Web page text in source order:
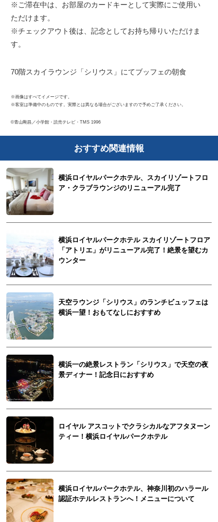
※ご滞在中は、お部屋のカードキーとして実際にご使用い
ただけます。
※チェックアウト後は、記念としてお持ち帰りいただけま
す。
70階スカイラウンジ「シリウス」にてブッフェの朝食
※画像はすべてイメージです。
※客室は準備中のものです。実際とは異なる場合がございますので予めご了承ください。
©青山剛昌／小学館・読売テレビ・TMS 1996
おすすめ関連情報
横浜ロイヤルパークホテル、スカイリゾートフロ
ア・クラブラウンジのリニューアル完了
横浜ロイヤルパークホテル スカイリゾートフロア
「アトリエ」がリニューアル完了！絶景を望むカ
ウンター
天空ラウンジ「シリウス」のランチビュッフェは
横浜一望！おもてなしにおすすめ
横浜一の絶景レストラン「シリウス」で天空の夜
景ディナー！記念日におすすめ
ロイヤル アスコットでクラシカルなアフタヌーン
ティー！横浜ロイヤルパークホテル
横浜ロイヤルパークホテル、神奈川初のハラール
認証ホテルレストランへ！メニューについて